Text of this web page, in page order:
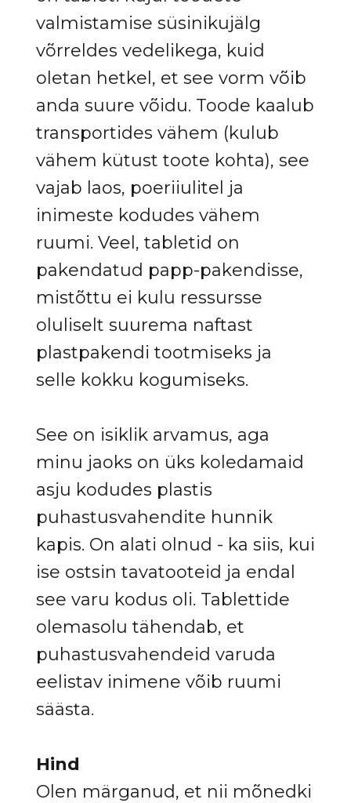
valmistamise süsinikujälg
võrreldes vedelikega, kuid
oletan hetkel, et see vorm võib
anda suure võidu. Toode kaalub
transportides vähem (kulub
vähem kütust toote kohta), see
vajab laos, poeriiulitel ja
inimeste kodudes vähem
ruumi. Veel, tabletid on
pakendatud papp-pakendisse,
mistõttu ei kulu ressursse
oluliselt suurema naftast
plastpakendi tootmiseks ja
selle kokku kogumiseks.
See on isiklik arvamus, aga
minu jaoks on üks koledamaid
asju kodudes plastis
puhastusvahendite hunnik
kapis. On alati olnud - ka siis, kui
ise ostsin tavatooteid ja endal
see varu kodus oli. Tablettide
olemasolu tähendab, et
puhastusvahendeid varuda
eelistav inimene võib ruumi
säästa.
Hind
Olen märganud, et nii mõnedki